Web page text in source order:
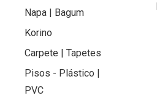
Napa | Bagum
Korino
Carpete | Tapetes
Pisos - Plástico |
PVC